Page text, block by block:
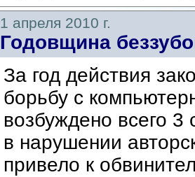
1 апреля 2010 г.
Годовщина
За год действия
борьбу с
возбуждено всего
в нарушении
привело к